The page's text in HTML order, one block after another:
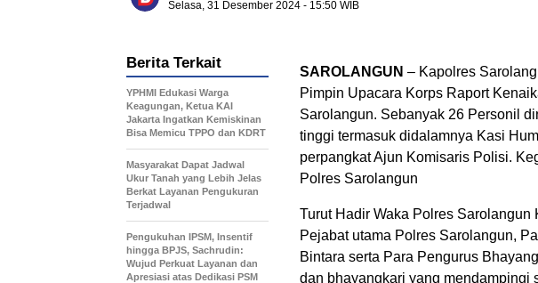
Selasa, 31 Desember 2024 - 15:50 WIB
SAROLANGUN – Kapolres
Pimpin Upacara Korps Raport
Sarolangun. Sebanyak 26 Personil
tinggi termasuk didalamnya Kasi
perpangkat Ajun Komisaris Polisi.
Polres Sarolangun
Turut Hadir Waka Polres Sarolangun
Pejabat utama Polres Sarolangun,
Bintara serta Para Pengurus
dan bhayangkari yang mendampingi
Berita Terkait
YPHMI Edukasi Warga
Keagungan, Ketua KAI
Jakarta Ingatkan Kemiskinan
Bisa Memicu TPPO dan KDRT
Masyarakat Dapat Jadwal
Ukur Tanah yang Lebih Jelas
Berkat Layanan Pengukuran
Terjadwal
Pengukuhan IPSM, Insentif
hingga BPJS, Sachrudin:
Wujud Perkuat Layanan dan
Apresiasi atas Dedikasi PSM